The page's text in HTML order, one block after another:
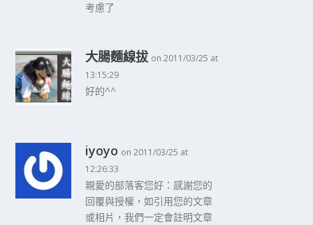
考慮了
大腸麵線拔 on 2011/03/25 at
13:15:29
好的^^
iyoyo on 2011/03/25 at
12:26:33
親愛的部落客您好：感謝您的
回覆與授權，如引用您的文章
或相片，我們一定會註明文章